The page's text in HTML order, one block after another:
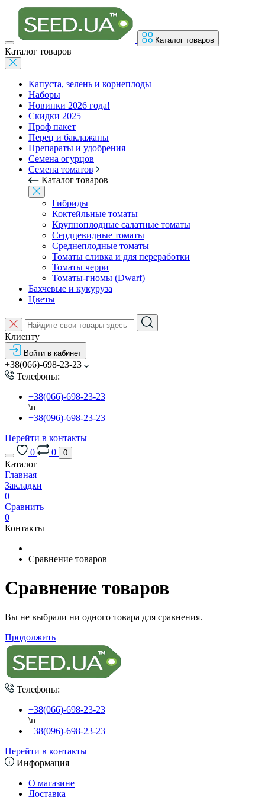
Каталог товаров
Каталог товаров
Капуста, зелень и корнеплоды
Наборы
Новинки 2026 года!
Скидки 2025
Проф пакет
Перец и баклажаны
Препараты и удобрения
Семена огурцов
Семена томатов
Каталог товаров
Гибриды
Коктейльные томаты
Крупноплодные салатные томаты
Сердцевидные томаты
Среднеплодные томаты
Томаты сливка и для переработки
Томаты черри
Томаты-гномы (Dwarf)
Бахчевые и кукуруза
Цветы
Клиенту
Войти в кабинет
+38(066)-698-23-23
Телефоны:
+38(066)-698-23-23
\n
+38(096)-698-23-23
Перейти в контакты
0
0 0
Каталог
Главная
Закладки
0
Сравнить
0
Контакты
Сравнение товаров
Сравнение товаров
Вы не выбрали ни одного товара для сравнения.
Продолжить
Телефоны:
+38(066)-698-23-23
\n
+38(096)-698-23-23
Перейти в контакты
Информация
О магазине
Доставка